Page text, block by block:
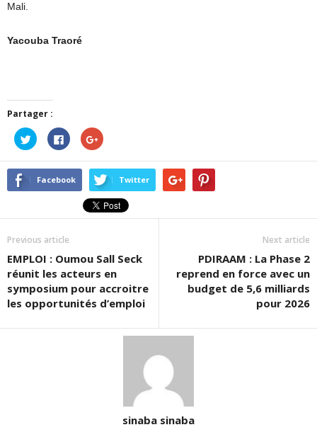
Mali.
Yacouba Traoré
Partager :
Cliquez
pour
partager
sur
Twitter(ouvre
dans
Cliquez
pour
partager
sur
Facebook(ouvre
dans
nouvelle
fenêtre)
Cliquez
pour
sur
Google+
(ouvre
dans
une
nouvelle
fenêtre)
Facebook Twitter
Previous article
EMPLOI : Oumou Sall Seck
réunit les acteurs en
symposium pour accroitre
les opportunités d’emploi
Next article
PDIRAAM : La Phase 2
reprend en force avec un
budget de 5,6 milliards
pour 2026
sinaba sinaba